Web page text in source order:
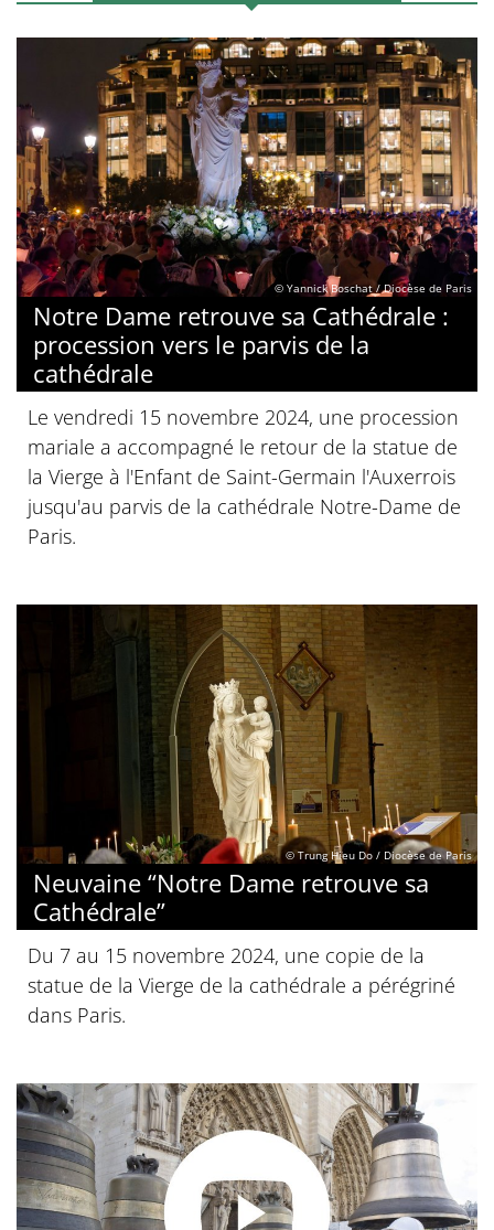
© Yannick Boschat / Diocèse de Paris
Notre Dame retrouve sa Cathédrale :
procession vers le parvis de la
cathédrale
Le vendredi 15 novembre 2024, une procession
mariale a accompagné le retour de la statue de
la Vierge à l'Enfant de Saint-Germain l'Auxerrois
jusqu'au parvis de la cathédrale Notre-Dame de
Paris.
© Trung Hieu Do / Diocèse de Paris
Neuvaine “Notre Dame retrouve sa
Cathédrale”
Du 7 au 15 novembre 2024, une copie de la
statue de la Vierge de la cathédrale a pérégriné
dans Paris.